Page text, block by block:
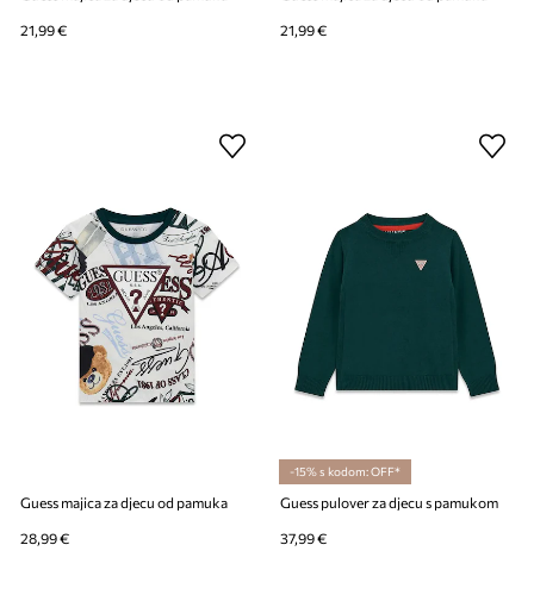
21,99 € 21,99 €
Guess majica za djecu od pamuka
28,99 €
-15% s kodom: OFF*
Guess pulover za djecu s pamukom
37,99 €